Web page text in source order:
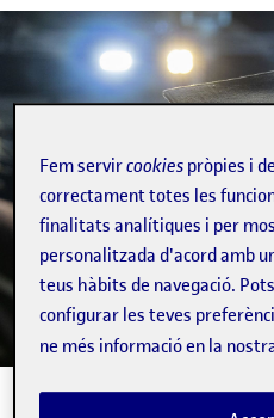
Fem servircookies pròpies i
correctament totes les
finalitats analítiques i per
personalitzada d'acord amb
teus hàbits de navegació.
configurar les teves
ne més informació en la